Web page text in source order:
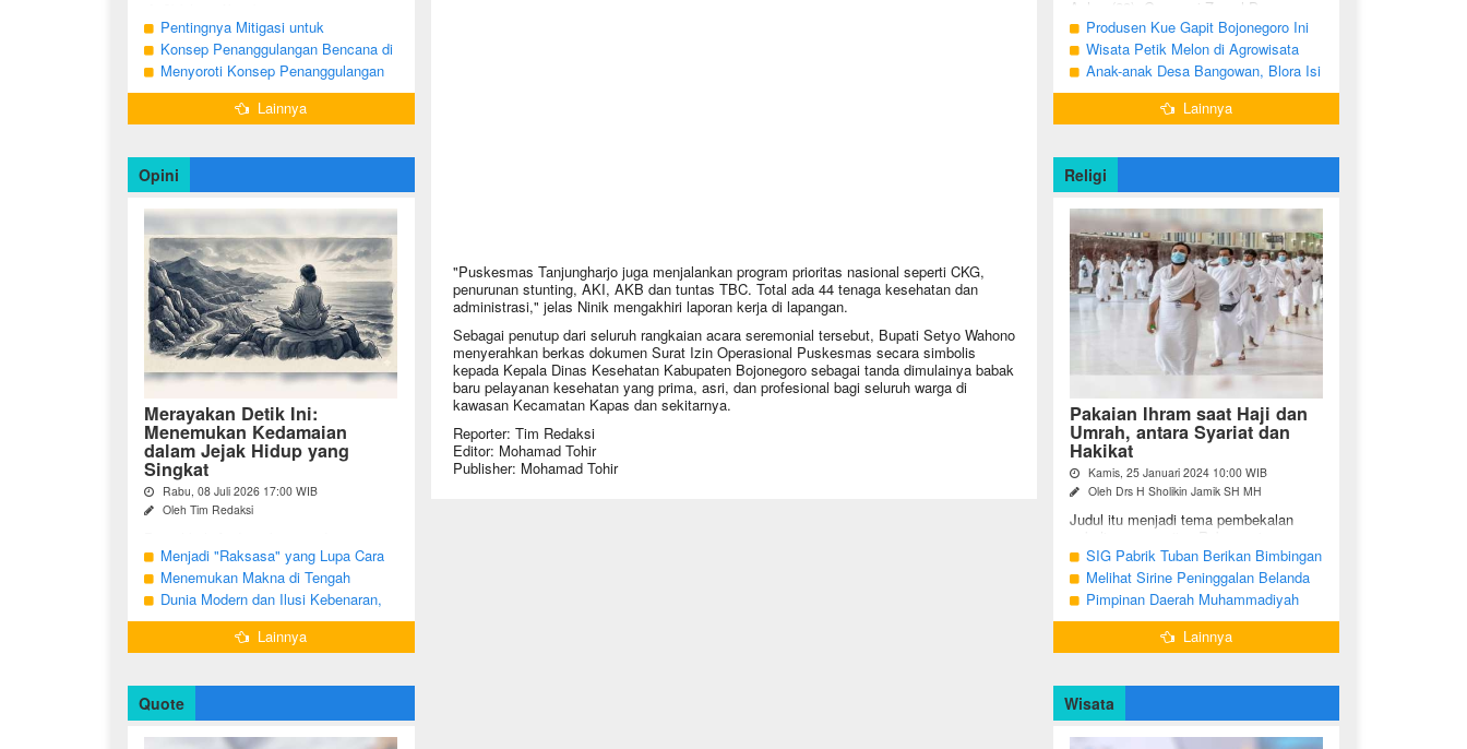
"Puskesmas Tanjungharjo juga menjalankan program prioritas nasional seperti CKG,
penurunan stunting, AKI, AKB dan tuntas TBC. Total ada 44 tenaga kesehatan dan
administrasi," jelas Ninik mengakhiri laporan kerja di lapangan.
Sebagai penutup dari seluruh rangkaian acara seremonial tersebut, Bupati Setyo Wahono
menyerahkan berkas dokumen Surat Izin Operasional Puskesmas secara simbolis
kepada Kepala Dinas Kesehatan Kabupaten Bojonegoro sebagai tanda dimulainya babak
baru pelayanan kesehatan yang prima, asri, dan profesional bagi seluruh warga di
kawasan Kecamatan Kapas dan sekitarnya.
Reporter: Tim Redaksi
Editor: Mohamad Tohir
Publisher: Mohamad Tohir
"Berdasarkan Undang-undang Nomor 24
Tahun 2007, tentang Penanggulangan
Bencana, Pemerintah dan Pemerintah
Daerah menjadi penanggung jawab
dalam penyelenggaraan
penanggulangan bencana. ...
Pentingnya Mitigasi untuk
Mengurangi Risiko Bencana di
Bojonegoro
Konsep Penanggulangan Bencana di
Bojonegoro Masih Mengutamakan
Tanggap Darurat
Menyoroti Konsep Penanggulangan
Bencana di Kabupaten Bojonegoro
Lainnya
Opini
Merayakan Detik Ini:
Menemukan Kedamaian
dalam Jejak Hidup yang
Singkat
Rabu, 08 Juli 2026 17:00 WIB
Oleh Tim Redaksi
pagi, menatap cermin, dan menyadari
bahwa garis-garis halus di wajah bukan
sekadar tanda penuaan, melainkan ...
Menjadi "Raksasa" yang Lupa Cara
Jadi Manusia
Menemukan Makna di Tengah
Langkah yang Belum Selesai
Dunia Modern dan Ilusi Kebenaran,
Antara Kesadaran dan terjebak Tipu
Lainnya
Quote
Azhar (23), Generasi Z asal Desa
Sumodikaran RT 004 RW 002,
Kecamatan Dander, Kabupaten
Bojonegoro, Jawa ...
Produsen Kue Gapit Bojonegoro Ini
Banjir Pesanan Hingga Puluhan Juta
di Bulan Ramadan
Wisata Petik Melon di Agrowisata
Girli Farm Blora, Tak Sampai 5 Hari
Sudah Ludes Terjual
Anak-anak Desa Bangowan, Blora Isi
Waktu Jelang Buka Puasa dengan
Latihan GamelanLainnya
Religi
Pakaian Ihram saat Haji dan
Umrah, antara Syariat dan
Hakikat
Kamis, 25 Januari 2024 10:00 WIB
Oleh Drs H Sholikin Jamik SH MH
Judul itu menjadi tema pembekalan
(24/01/2024) di Masjid Nabawi al
Munawaroh, Madinah, kepada jemaah
umrah dari ...
SIG Pabrik Tuban Berikan Bimbingan
Manasik Haji kepada CJH Kabupaten
Tuban
Melihat Sirine Peninggalan Belanda
Penanda Buka Puasa di Pendopo
Bupati Blora
Pimpinan Daerah Muhammadiyah
Bojonegoro Akan Gelar Salat
Iduladha 9 Juli 2022
Lainnya
Wisata